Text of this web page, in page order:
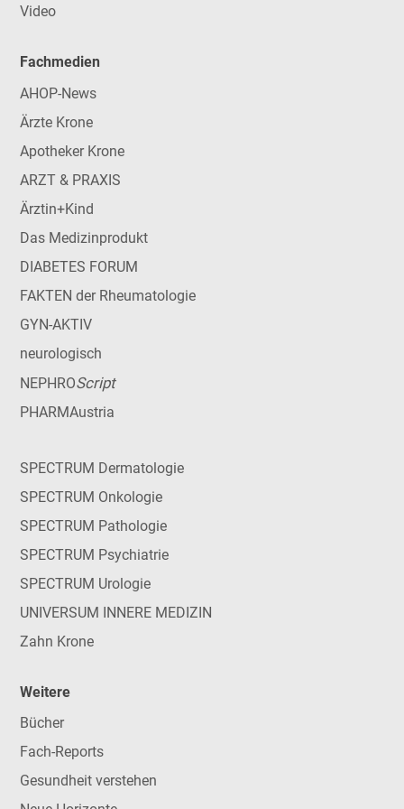
Video
Fachmedien
AHOP-News
Ärzte Krone
Apotheker Krone
ARZT & PRAXIS
Ärztin+Kind
Das Medizinprodukt
DIABETES FORUM
FAKTEN der Rheumatologie
GYN-AKTIV
neurologisch
NEPHROScript
PHARMAustria
SPECTRUM Dermatologie
SPECTRUM Onkologie
SPECTRUM Pathologie
SPECTRUM Psychiatrie
SPECTRUM Urologie
UNIVERSUM INNERE MEDIZIN
Zahn Krone
Weitere
Bücher
Fach-Reports
Gesundheit verstehen